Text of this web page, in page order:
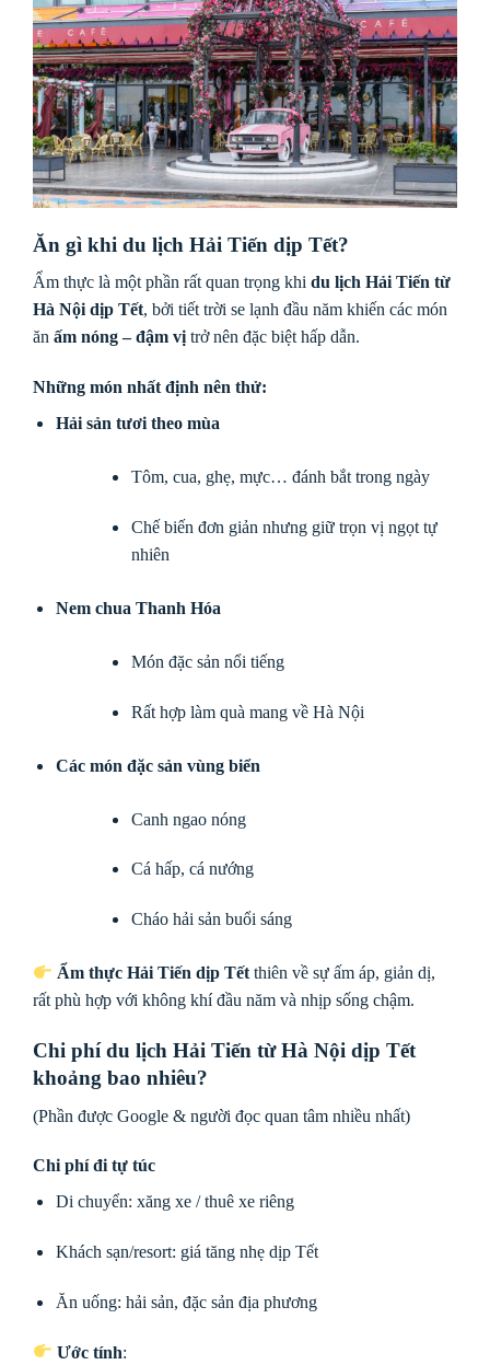
Ăn gì khi du lịch Hải Tiến dịp Tết?
Ẩm thực là một phần rất quan trọng khi du lịch Hải Tiến từ
Hà Nội dịp Tết, bởi tiết trời se lạnh đầu năm khiến các món
ăn ấm nóng – đậm vị trở nên đặc biệt hấp dẫn.
Những món nhất định nên thử:
Hải sản tươi theo mùa
Tôm, cua, ghẹ, mực… đánh bắt trong ngày
Chế biến đơn giản nhưng giữ trọn vị ngọt tự
nhiên
Nem chua Thanh Hóa
Món đặc sản nổi tiếng
Rất hợp làm quà mang về Hà Nội
Các món đặc sản vùng biển
Canh ngao nóng
Cá hấp, cá nướng
Cháo hải sản buổi sáng
Ẩm thực Hải Tiến dịp Tết thiên về sự ấm áp, giản dị,
rất phù hợp với không khí đầu năm và nhịp sống chậm.
Chi phí du lịch Hải Tiến từ Hà Nội dịp Tết
khoảng bao nhiêu?
(Phần được Google & người đọc quan tâm nhiều nhất)
Chi phí đi tự túc
Di chuyển: xăng xe / thuê xe riêng
Khách sạn/resort: giá tăng nhẹ dịp Tết
Ăn uống: hải sản, đặc sản địa phương
Ước tính: